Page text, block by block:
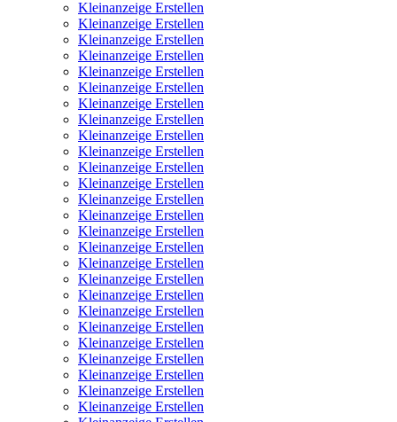
Kleinanzeige Erstellen
Kleinanzeige Erstellen
Kleinanzeige Erstellen
Kleinanzeige Erstellen
Kleinanzeige Erstellen
Kleinanzeige Erstellen
Kleinanzeige Erstellen
Kleinanzeige Erstellen
Kleinanzeige Erstellen
Kleinanzeige Erstellen
Kleinanzeige Erstellen
Kleinanzeige Erstellen
Kleinanzeige Erstellen
Kleinanzeige Erstellen
Kleinanzeige Erstellen
Kleinanzeige Erstellen
Kleinanzeige Erstellen
Kleinanzeige Erstellen
Kleinanzeige Erstellen
Kleinanzeige Erstellen
Kleinanzeige Erstellen
Kleinanzeige Erstellen
Kleinanzeige Erstellen
Kleinanzeige Erstellen
Kleinanzeige Erstellen
Kleinanzeige Erstellen